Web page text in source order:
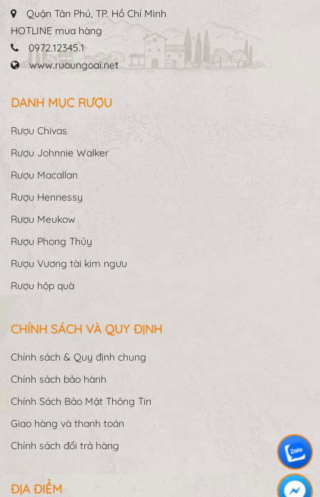
Quận Tân Phú, TP. Hồ Chí Minh
HOTLINE mua hàng
0972.12345.1
DANH MỤC RƯỢU
Rượu Chivas
Rượu Johnnie Walker
Rượu Macallan
Rượu Hennessy
Rượu Meukow
Rượu Phong Thủy
Rượu Vương tài kim ngưu
Chính sách & Quy định chung
Chính sách bảo hành
Chính Sách Bảo Mật Thông Tin
Giao hàng và thanh toán